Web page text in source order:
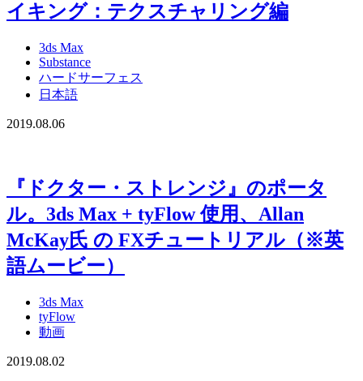
イキング：テクスチャリング編
3ds Max
Substance
ハードサーフェス
日本語
2019.08.06
『ドクター・ストレンジ』のポータ
ル。3ds Max + tyFlow 使用、Allan
McKay氏 の FXチュートリアル（※英
語ムービー）
3ds Max
tyFlow
動画
2019.08.02